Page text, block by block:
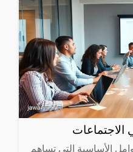
الاجتماعات
الأساسية التي تساهم